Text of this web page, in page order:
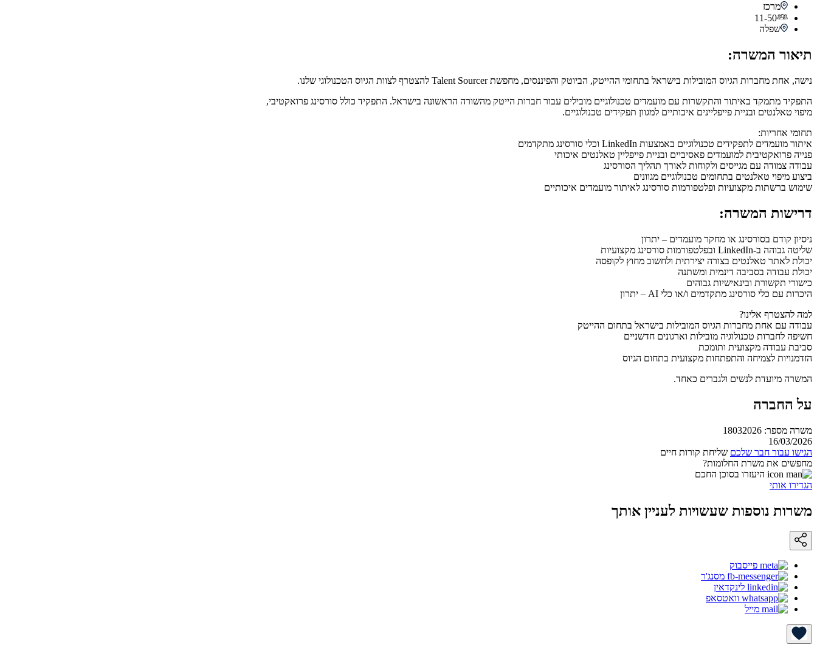
מרכז
11-50
שפלה
תיאור המשרה:
נישה, אחת מחברות הגיוס המובילות בישראל בתחומי ההייטק, הביוטק והפיננסים, מחפשת Talent Sourcer להצטרף לצוות הגיוס הטכנולוגי שלנו.
התפקיד מתמקד באיתור והתקשרות עם מועמדים טכנולוגיים מובילים עבור חברות הייטק מהשורה הראשונה בישראל. התפקיד כולל סורסינג פרואקטיבי,
מיפוי טאלנטים ובניית פייפליינים איכותיים למגוון תפקידים טכנולוגיים.
תחומי אחריות:
איתור מועמדים לתפקידים טכנולוגיים באמצעות LinkedIn וכלי סורסינג מתקדמים
פנייה פרואקטיבית למועמדים פאסיביים ובניית פייפליין טאלנטים איכותי
עבודה צמודה עם מגייסים ולקוחות לאורך תהליך הסורסינג
ביצוע מיפוי טאלנטים בתחומים טכנולוגיים מגוונים
שימוש ברשתות מקצועיות ופלטפורמות סורסינג לאיתור מועמדים איכותיים
דרישות המשרה:
ניסיון קודם בסורסינג או מחקר מועמדים – יתרון
שליטה גבוהה ב-LinkedIn ובפלטפורמות סורסינג מקצועיות
יכולת לאתר טאלנטים בצורה יצירתית ולחשוב מחוץ לקופסה
יכולת עבודה בסביבה דינמית ומשתנה
כישורי תקשורת ובינאישיות גבוהים
היכרות עם כלי סורסינג מתקדמים ו/או כלי AI – יתרון
למה להצטרף אלינו?
עבודה עם אחת מחברות הגיוס המובילות בישראל בתחום ההייטק
חשיפה לחברות טכנולוגיה מובילות וארגונים חדשניים
סביבת עבודה מקצועית ותומכת
הזדמנויות לצמיחה והתפתחות מקצועית בתחום הגיוס
המשרה מיועדת לנשים ולגברים כאחד.
על החברה
משרה מספר: 18032026
16/03/2026
הגישו עבור חבר שלכם שליחת קורות חיים
מחפשים את משרת החלומות?
היעזרו בסוכן החכם
הגדירו אותי
משרות נוספות שעשויות לעניין אותך
פייסבוק
מסנג'ר
לינקדאין
וואטסאפ
מייל